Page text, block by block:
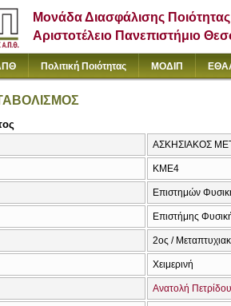
Μονάδα Διασφάλισης Ποιότητας
Αριστοτέλειο Πανεπιστήμιο
Πολιτική Ποιότητας ΜΟΔΙΠ
ΑΣΚΗΣΙΑΚΟΣ
ΚΜΕ4
Επιστημών
Επιστήμης
2ος /
Χειμερινή
Ανατολή Πετρίδου